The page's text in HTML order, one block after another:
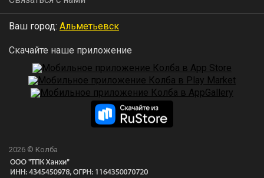
Ваш город: Альметьевск
Скачайте наше приложение
2026 © Колба